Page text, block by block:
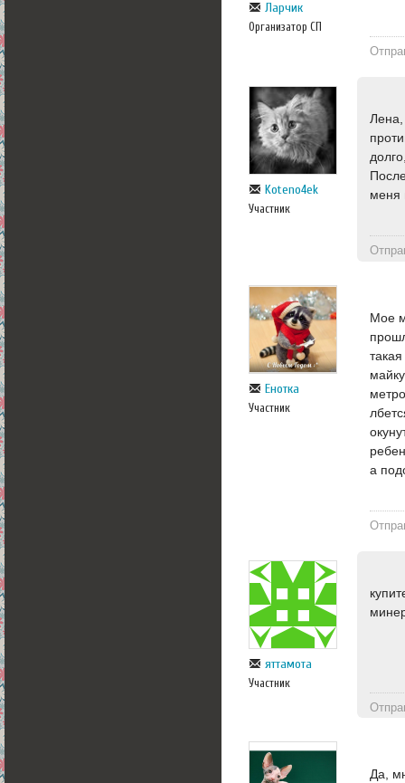
Ларчик
Организатор СП
Koteno4ek
Участник
Лена,
меня
Енотка
Участник
Мое
а
яттамота
Участник
Да,